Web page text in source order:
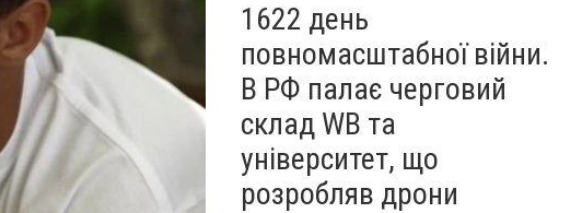
1622 день
повномасштабної війни.
В РФ палає черговий
склад WB та
університет, що
розробляв дрони